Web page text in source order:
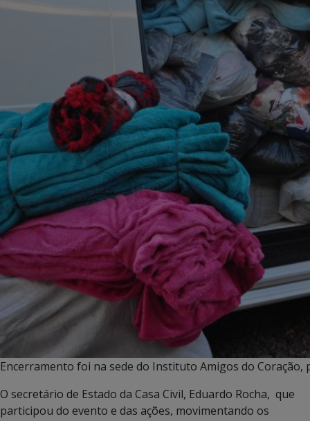
Encerramento foi na sede do Instituto Amigos do Coração,
O secretário de Estado da Casa Civil, Eduardo Rocha, que
participou do evento e das ações, movimentando os